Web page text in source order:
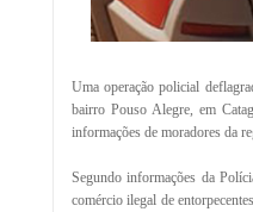
Uma operação policial
bairro Pouso Alegre, em
informações de moradores da
Segundo informações da
comércio ilegal de